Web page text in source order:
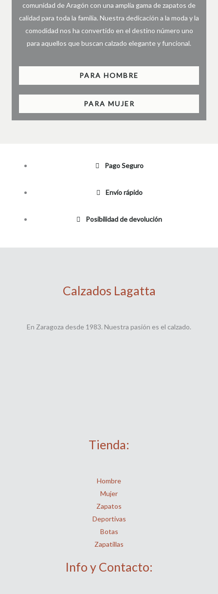
comunidad de Aragón con una amplia gama de zapatos de
calidad para toda la familia. Nuestra dedicación a la moda y la
comodidad nos ha convertido en el destino número uno
para aquellos que buscan calzado elegante y funcional.
PARA HOMBRE
PARA MUJER
Pago Seguro
Envío rápido
Posibilidad de devolución
Calzados Lagatta
En Zaragoza desde 1983. Nuestra pasión es el calzado.
Tienda:
Hombre
Mujer
Zapatos
Deportivas
Botas
Zapatillas
Info y Contacto: